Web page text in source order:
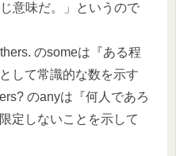
意味だ。」というので
のsomeは『ある程
して常識的な数を示す
のanyは『何人であろ
定しないことを示して